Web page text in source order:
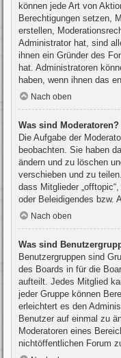
können jede Art von
Berechtigungen setzen,
erstellen,
Administrator hat, sind
ihnen ein Gründer des
hat. Administratoren
haben, wenn ihnen das
Nach oben
Was sind Moderatoren?
Die Aufgabe der
beobachten. Sie haben
ändern und zu löschen
verschieben und zu
dass Mitglieder
oder Beleidigendes bzw.
Nach oben
Was sind
Benutzergruppen sind
des Boards in für die
aufteilt. Jedes Mitglied
jeder Gruppe können
erleichtert es den
Benutzer auf einmal zu
Moderatoren eines
nichtöffentlichen Forum